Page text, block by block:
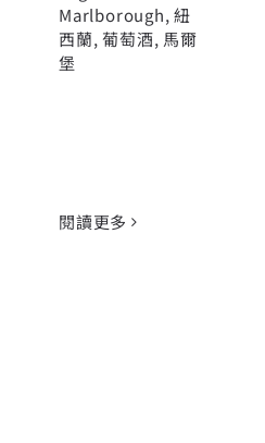
Marlborough,紐
西蘭,葡萄酒, 馬爾
堡
閱讀更多